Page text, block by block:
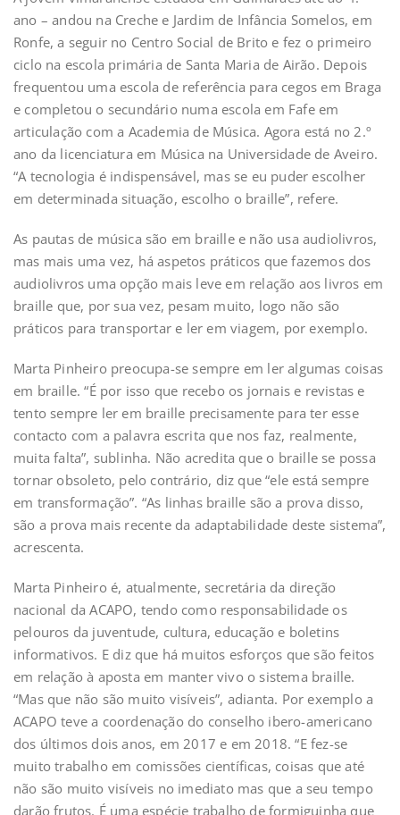
ano – andou na Creche e Jardim de Infância Somelos, em
Ronfe, a seguir no Centro Social de Brito e fez o primeiro
ciclo na escola primária de Santa Maria de Airão. Depois
frequentou uma escola de referência para cegos em Braga
e completou o secundário numa escola em Fafe em
articulação com a Academia de Música. Agora está no 2.º
ano da licenciatura em Música na Universidade de Aveiro.
“A tecnologia é indispensável, mas se eu puder escolher
em determinada situação, escolho o braille”, refere.
As pautas de música são em braille e não usa audiolivros,
mas mais uma vez, há aspetos práticos que fazemos dos
audiolivros uma opção mais leve em relação aos livros em
braille que, por sua vez, pesam muito, logo não são
práticos para transportar e ler em viagem, por exemplo.
Marta Pinheiro preocupa-se sempre em ler algumas coisas
em braille. “É por isso que recebo os jornais e revistas e
tento sempre ler em braille precisamente para ter esse
contacto com a palavra escrita que nos faz, realmente,
muita falta”, sublinha. Não acredita que o braille se possa
tornar obsoleto, pelo contrário, diz que “ele está sempre
em transformação”. “As linhas braille são a prova disso,
são a prova mais recente da adaptabilidade deste sistema”,
acrescenta.
Marta Pinheiro é, atualmente, secretária da direção
nacional da ACAPO, tendo como responsabilidade os
pelouros da juventude, cultura, educação e boletins
informativos. E diz que há muitos esforços que são feitos
em relação à aposta em manter vivo o sistema braille.
“Mas que não são muito visíveis”, adianta. Por exemplo a
ACAPO teve a coordenação do conselho ibero-americano
dos últimos dois anos, em 2017 e em 2018. “E fez-se
muito trabalho em comissões científicas, coisas que até
não são muito visíveis no imediato mas que a seu tempo
darão frutos. É uma espécie trabalho de formiguinha que